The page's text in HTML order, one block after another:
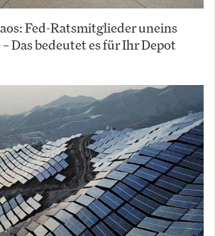
Fed-Ratsmitglieder uneins
Das bedeutet es für Ihr Depot